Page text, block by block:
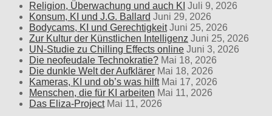
Religion, Überwachung und auch KI Juli 9, 2026
Konsum, KI und J.G. Ballard Juni 29, 2026
Bodycams, KI und Gerechtigkeit Juni 25, 2026
Zur Kultur der Künstlichen Intelligenz Juni 25, 2026
UN-Studie zu Chilling Effects online Juni 3, 2026
Die neofeudale Technokratie? Mai 18, 2026
Die dunkle Welt der Aufklärer Mai 18, 2026
Kameras, KI und ob’s was hilft Mai 17, 2026
Menschen, die für KI arbeiten Mai 11, 2026
Das Eliza-Project Mai 11, 2026